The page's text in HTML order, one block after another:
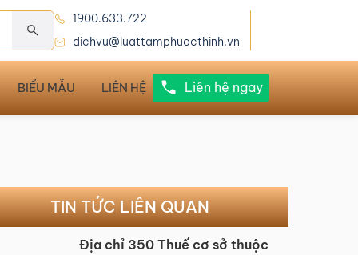
1900.633.722
dichvu@luattamphuocthinh.vn
BIỂU MẪU LIÊN HỆ Liên hệ ngay
TIN TỨC LIÊN QUAN
Địa chỉ 350 Thuế cơ sở thuộc